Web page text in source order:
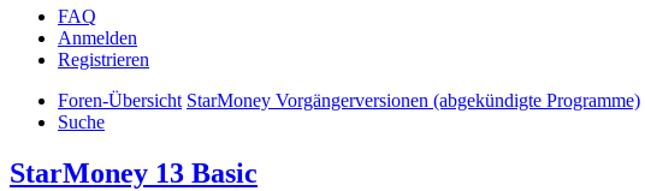
FAQ
Anmelden
Registrieren
Foren-Übersicht StarMoney Vorgängerversionen (abgekündigte Programme)
Suche
StarMoney 13 Basic